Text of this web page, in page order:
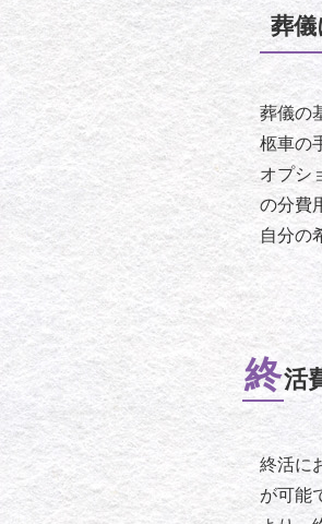
葬
葬儀の
柩車の
オプシ
の分費
自分の
終活
終活に
が可能